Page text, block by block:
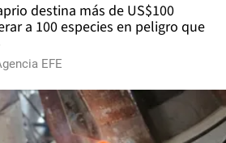
destina más de US$100
a 100 especies en peligro que
EFE